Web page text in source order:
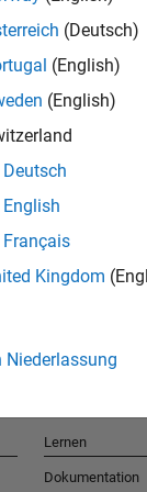
(Deutsch)
(English)
(English)
Deutsch
English
Français
Kingdom
Niederlassung
Lernen
Dokumentation